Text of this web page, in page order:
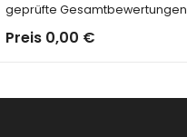
mit5.00
von 5
geprüfte Gesamtbewertungen
Preis 0,00 €